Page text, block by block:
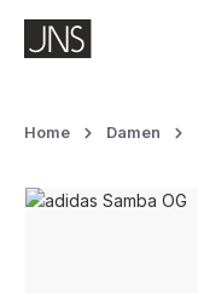
Zum Hauptinhalt
Home Damen
Bildergalerie